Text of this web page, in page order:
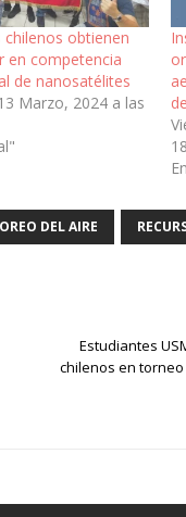
chilenos obtienen
en competencia
de nanosatélites
Marzo, 2024 a las
DEL AIRE
Estudiantes
chilenos en